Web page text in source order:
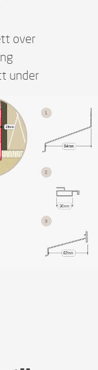
over
under